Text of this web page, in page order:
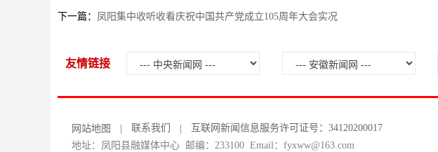
下一篇： 凤阳集中收听收看庆祝中国共产党成立105周年大会实况
友情链接
网站地图 联系我们
互联网新闻信息服务许可证号：34120200017
地址：凤阳县融媒体中心 邮编：233100 Email：fyxww@163.com